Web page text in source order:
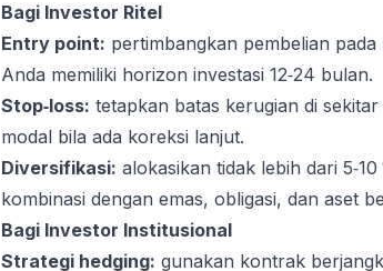
Bagi Investor Ritel
Entry point: pertimbangkan pembelian pada
Anda memiliki horizon investasi 12‑24 bulan.
Stop‑loss: tetapkan batas kerugian di
modal bila ada koreksi lanjut.
Diversifikasi: alokasikan tidak lebih dari
kombinasi dengan emas, obligasi, dan aset
Bagi Investor Institusional
Strategi hedging: gunakan kontrak